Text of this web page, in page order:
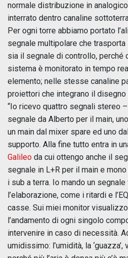
normale distribuzione in
interrato dentro canaline
Per ogni torre abbiamo portato
segnale multipolare che
sia il segnale di controllo, perché
sistema è monitorato in tempo
elemento; nelle stesse canaline
proiettori che integrano il disegno
“Io ricevo quattro segnali stereo
segnale da Alberto per il main,
un main dal mixer spare ed uno
supporto. Alla fine tutto entra in
Galileo da cui ottengo anche il
segnale in L+R per il main e
i sub a terra. Io mando un
l’elaborazione, come i ritardi e
casse. Sui miei monitor
l’andamento di ogni singolo
intervenire in caso di necessità.
umidissimo: l’umidità, la